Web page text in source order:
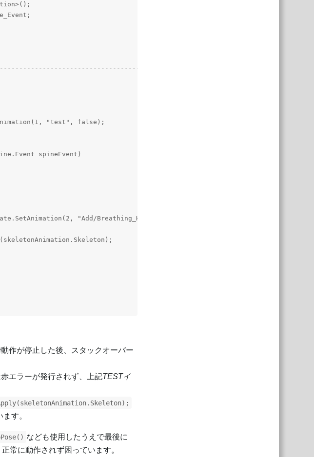
"test", false);
spineEvent)
"Add/Breathing_High", true);
作が停止した後、スタックオーバー
エラーが発行されず、上記TESTイ
す。
なども使用したうえで最後に
常に動作されず困っています。